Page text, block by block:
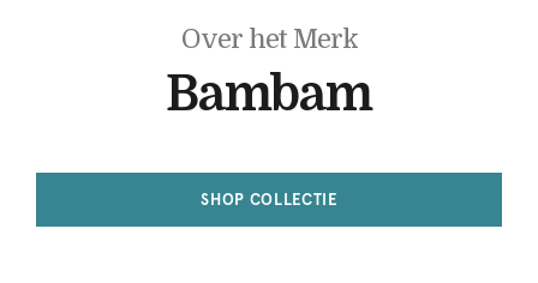
Over het Merk
Bambam
SHOP COLLECTIE